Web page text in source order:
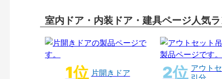
室内ドア・内装ドア・建具ページ人気
片開きドア
アウト